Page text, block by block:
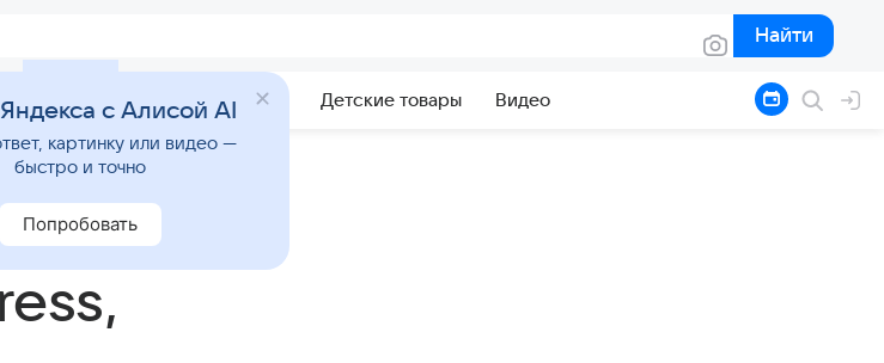
Найти
Найти
Почемучка Учебник Детские товары Видео
с Алисой AI
картинку или видео —
быстро и точно
Попробовать